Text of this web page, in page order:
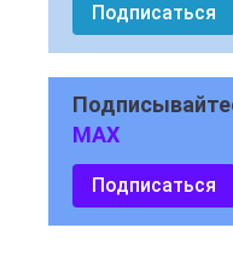
Подписаться
MAX
Подписаться